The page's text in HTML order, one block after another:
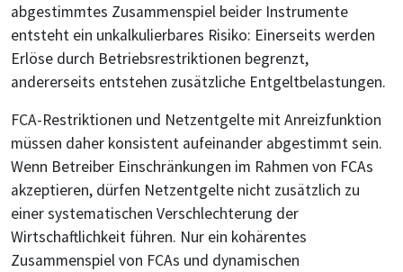
abgestimmtes Zusammenspiel beider Instrumente
entsteht ein unkalkulierbares Risiko: Einerseits werden
Erlöse durch Betriebsrestriktionen begrenzt,
andererseits entstehen zusätzliche Entgeltbelastungen.
FCA-Restriktionen und Netzentgelte mit Anreizfunktion
müssen daher konsistent aufeinander abgestimmt sein.
Wenn Betreiber Einschränkungen im Rahmen von FCAs
akzeptieren, dürfen Netzentgelte nicht zusätzlich zu
einer systematischen Verschlechterung der
Wirtschaftlichkeit führen. Nur ein kohärentes
Zusammenspiel von FCAs und dynamischen